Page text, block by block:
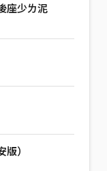
座少ㄌ泥
）